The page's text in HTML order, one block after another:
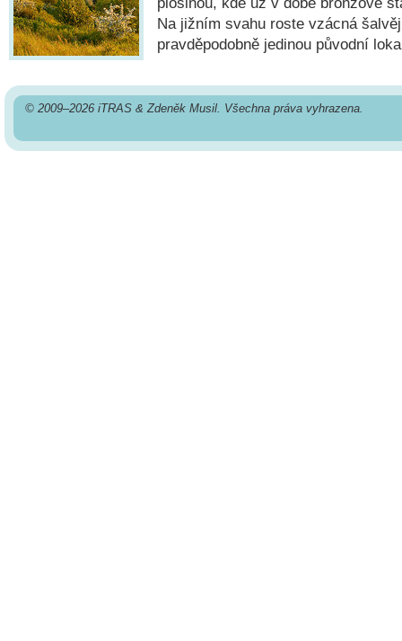
Na jižním svahu roste vzácná
pravděpodobně jedinou původní
© 2009–2026 iTRAS & Zdeněk Musil. Všechna práva vyhrazena.